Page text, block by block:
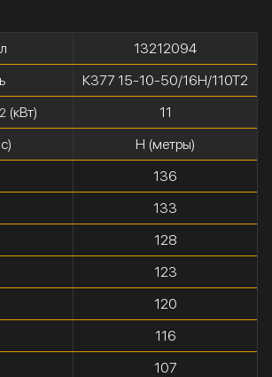
13212094
К377 15-10-50/16Н/110Т2
(кВт)
11
H (метры)
136
133
128
123
120
116
107